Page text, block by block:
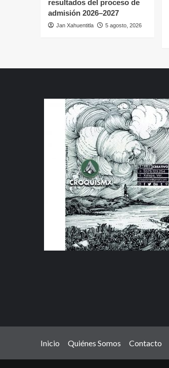
resultados del proceso de
admisión 2026–2027
Jan Xahuentitla 5 agosto, 2026
Inicio Quiénes Somos Contacto